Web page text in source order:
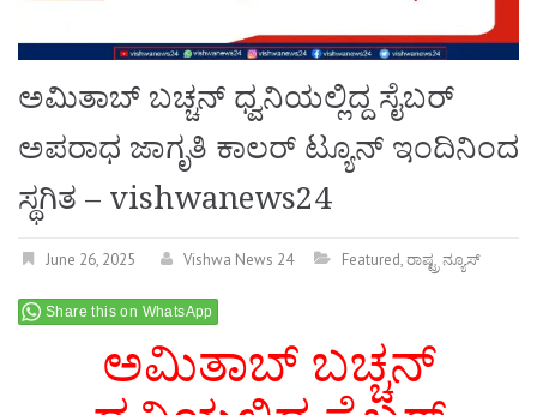
ಅಮಿತಾಬ್ ಬಚ್ಚನ್ ಧ್ವನಿಯಲ್ಲಿದ್ದ ಸೈಬರ್
ಅಪರಾಧ ಜಾಗೃತಿ ಕಾಲರ್ ಟ್ಯೂನ್ ಇಂದಿನಿಂದ
ಸ್ಥಗಿತ – vishwanews24
June 26, 2025 Vishwa News 24 Featured,ರಾಷ್ಟ್ರ ನ್ಯೂಸ್
Share this on WhatsApp
ಅಮಿತಾಬ್ ಬಚ್ಚನ್